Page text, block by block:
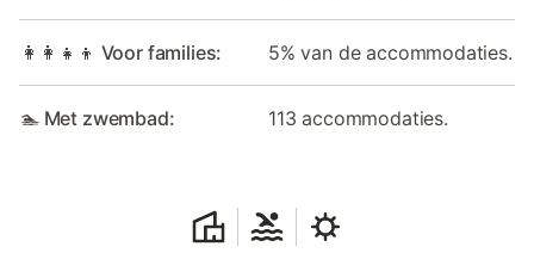
👩‍👩‍👧‍👦 Voor families: 5% van de accommodaties.
🏊 Met zwembad: 113 accommodaties.